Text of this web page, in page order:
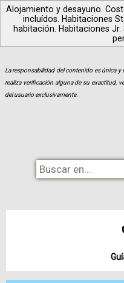
Alojamiento y desayuno.
incluídos. Habitaciones
habitación. Habitaciones
La responsabilidad del contenido es única y
realiza verificación alguna de su exactitud,
del usuario exclusivamente.